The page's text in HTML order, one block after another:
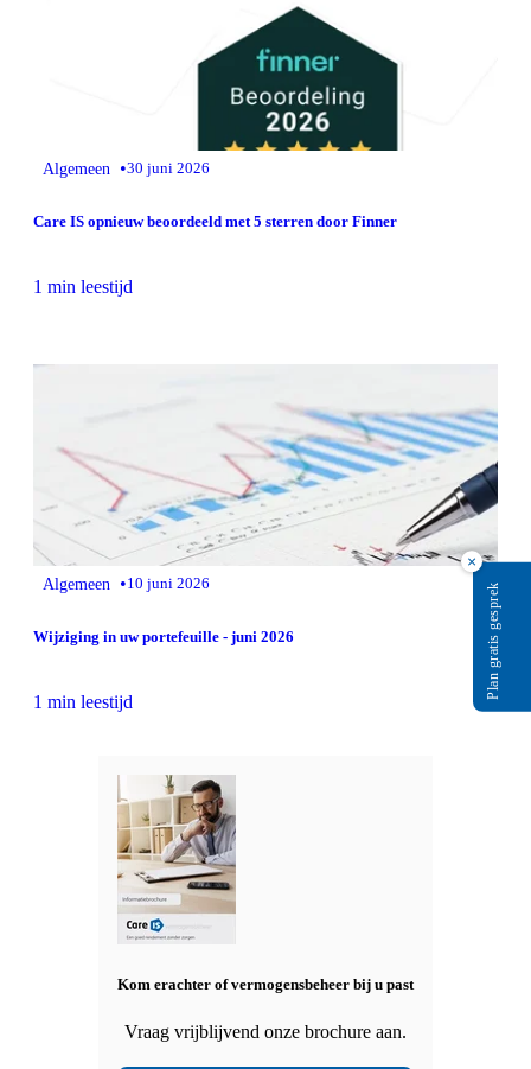
Algemeen •30 juni 2026
Care IS opnieuw beoordeeld met 5 sterren door Finner
1 min leestijd
Algemeen •10 juni 2026
Wijziging in uw portefeuille - juni 2026
1 min leestijd
Kom erachter of vermogensbeheer bij u past
Vraag vrijblijvend onze brochure aan.
×
Plan gratis gesprek